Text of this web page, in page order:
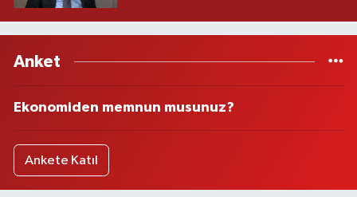
Anket
Ekonomiden memnun musunuz?
Ankete Katıl